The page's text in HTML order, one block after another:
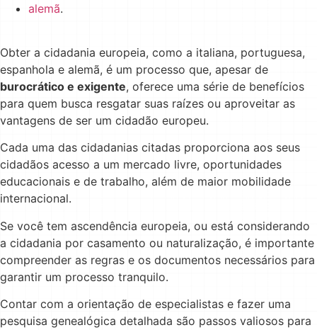
alemã.
Obter a cidadania europeia, como a italiana, portuguesa,
espanhola e alemã, é um processo que, apesar de
burocrático e exigente, oferece uma série de benefícios
para quem busca resgatar suas raízes ou aproveitar as
vantagens de ser um cidadão europeu.
Cada uma das cidadanias citadas proporciona aos seus
cidadãos acesso a um mercado livre, oportunidades
educacionais e de trabalho, além de maior mobilidade
internacional.
Se você tem ascendência europeia, ou está considerando
a cidadania por casamento ou naturalização, é importante
compreender as regras e os documentos necessários para
garantir um processo tranquilo.
Contar com a orientação de especialistas e fazer uma
pesquisa genealógica detalhada são passos valiosos para